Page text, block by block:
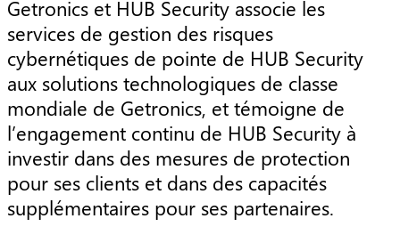
Getronics et HUB Security associe les
services de gestion des risques
cybernétiques de pointe de HUB Security
aux solutions technologiques de classe
mondiale de Getronics, et témoigne de
l’engagement continu de HUB Security à
investir dans des mesures de protection
pour ses clients et dans des capacités
supplémentaires pour ses partenaires.